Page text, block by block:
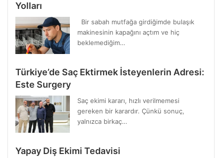
Yolları
Bir sabah mutfağa girdiğimde bulaşık
makinesinin kapağını açtım ve hiç
beklemediğim…
Türkiye’de Saç Ektirmek İsteyenlerin Adresi:
Este Surgery
Saç ekimi kararı, hızlı verilmemesi
gereken bir karardır. Çünkü sonuç,
yalnızca birkaç…
Yapay Diş Ekimi Tedavisi